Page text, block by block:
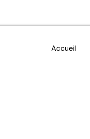
Accueil